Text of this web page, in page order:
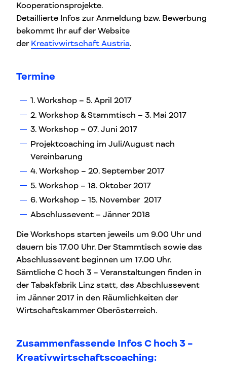
Kooperationsprojekte.
Detaillierte Infos zur Anmeldung bzw. Bewerbung
bekommt Ihr auf der Website
der Kreativwirtschaft Austria.
Termine
1. Workshop – 5. April 2017
2. Workshop & Stammtisch – 3. Mai 2017
3. Workshop – 07. Juni 2017
Projektcoaching im Juli/August nach
Vereinbarung
4. Workshop – 20. September 2017
5. Workshop – 18. Oktober 2017
6. Workshop – 15. November 2017
Abschlussevent – Jänner 2018
Die Workshops starten jeweils um 9.00 Uhr und
dauern bis 17.00 Uhr. Der Stammtisch sowie das
Abschlussevent beginnen um 17.00 Uhr.
Sämtliche C hoch 3 – Veranstaltungen finden in
der Tabakfabrik Linz statt, das Abschlussevent
im Jänner 2017 in den Räumlichkeiten der
Wirtschaftskammer Oberösterreich.
Zusammenfassende Infos C hoch 3 -
Kreativwirtschaftscoaching: